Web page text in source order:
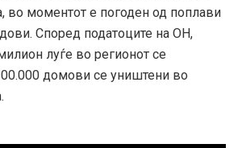
во моментот е погоден од поплави
Според податоците на ОН,
луѓе во регионот се
домови се уништени во